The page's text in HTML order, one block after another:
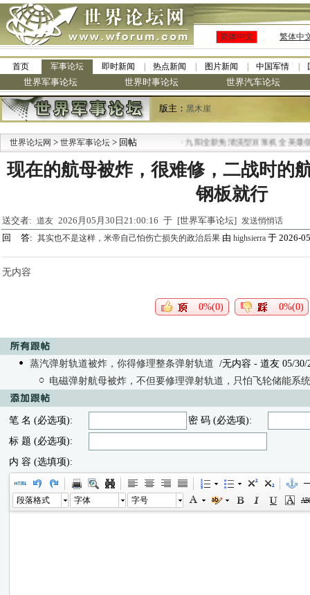
简体中文 繁体中
首页 军事论坛 即时新闻 热点新闻 图片新闻 中国军情
世界军事论坛 世界时事论坛 世界汽车论坛
版主： 黑木崖
世界论坛网 > 世界军事论坛 > 回帖 九阳全新免清洗型豆浆机 全美最低
现在的航母被炸，很难修，二战时的
钢板就行
送交者: 道友 2026月05月30日21:00:16 于 [世界军事论坛] 发送悄悄话
回 答: 其实也不是这样，米帝自己怕伤亡损失的政治后果 由 highsierra 于 2026-
无内容
0%(0) 0%(0)
蒸汽弹射轨道被炸，你得修理整条弹射轨道 /无内容 - 道友 05/30/
电磁弹射航母被炸，不但要修理弹射轨道，只怕飞轮储能系
笔 名 (必选项):
密 码 (必选项):
标 题 (必选项):
内 容 (选填项):
段落格式 字体 字号